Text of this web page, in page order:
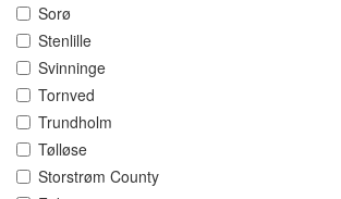
Sorø
Stenlille
Svinninge
Tornved
Trundholm
Tølløse
Storstrøm County